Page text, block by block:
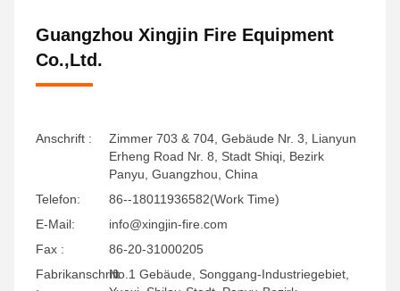
Guangzhou Xingjin Fire Equipment
Co.,Ltd.
Anschrift :
Zimmer 703 & 704, Gebäude Nr. 3, Lianyun
Erheng Road Nr. 8, Stadt Shiqi, Bezirk
Panyu, Guangzhou, China
Telefon:
86--18011936582(Work Time)
E-Mail:
info@xingjin-fire.com
Fax :
86-20-31000205
FabrikanschriftNo.1 Gebäude, Songgang-Industriegebiet,